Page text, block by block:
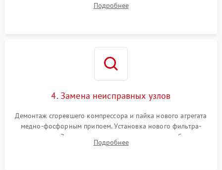
платы управления при сбоях алгоритмов.
Подробнее
4. Замена неисправных узлов
Демонтаж сгоревшего компрессора и пайка нового агрегата
медно-фосфорным припоем. Установка нового фильтра-
осушителя. Замена изношенных вентиляторов обдува,
сломанных заслонок или поврежденных дверных петель.
Подробнее